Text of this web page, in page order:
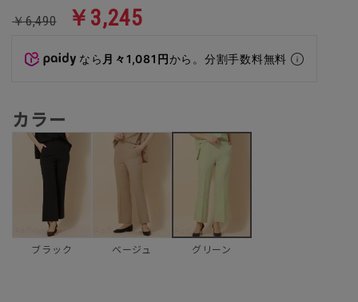
￥6,490 ￥3,245
なら 月々1,081円から。分割手数料無料
カラー
ブラック ベージュ グリーン